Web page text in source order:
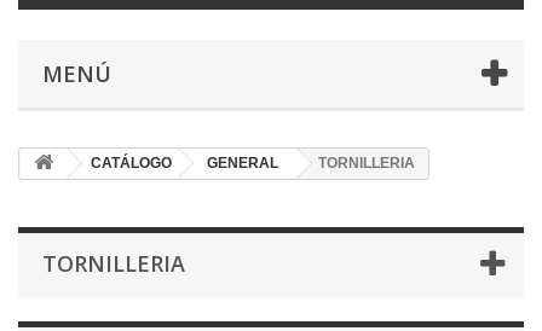
MENÚ
CATÁLOGO GENERAL TORNILLERIA
TORNILLERIA